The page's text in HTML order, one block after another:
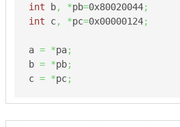
int b, *pb=0x80020044;
int c, *pc=0x00000124;
a = *pa;
b = *pb;
c = *pc;